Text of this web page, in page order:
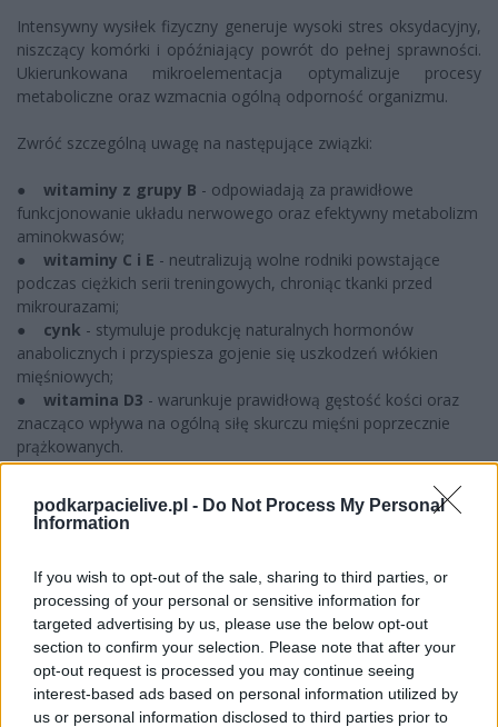
podkarpacielive.pl - Do Not Process My Personal
Information
If you wish to opt-out of the sale, sharing to third parties, or
processing of your personal or sensitive information for
targeted advertising by us, please use the below opt-out
section to confirm your selection. Please note that after your
opt-out request is processed you may continue seeing
interest-based ads based on personal information utilized by
us or personal information disclosed to third parties prior to
Intensywny wysiłek fizyczny generuje wysoki stres oksydacyjny,
niszczący komórki i opóźniający powrót do pełnej sprawności.
Ukierunkowana mikroelementacja optymalizuje procesy
metaboliczne oraz wzmacnia ogólną odporność organizmu.
Zwróć szczególną uwagę na następujące związki:
● witaminy z grupy B - odpowiadają za prawidłowe
funkcjonowanie układu nerwowego oraz efektywny metabolizm
aminokwasów;
● witaminy C i E - neutralizują wolne rodniki powstające
podczas ciężkich serii treningowych, chroniąc tkanki przed
mikrourazami;
● cynk - stymuluje produkcję naturalnych hormonów
anabolicznych i przyspiesza gojenie się uszkodzeń włókien
mięśniowych;
● witamina D3 - warunkuje prawidłową gęstość kości oraz
znacząco wpływa na ogólną siłę skurczu mięśni poprzecznie
prążkowanych.
Białko serwatkowe - szybka dostawa
budulca po ciężkich ćwiczeniach
potrzebuje aminokwasów do rozpoczęcia procesów
naprawczych uszkodzonych struktur mięśniowych. Izolat lub
koncentrat białka serwatkowego wyróżnia się
błyskawicznym czasem wchłaniania. Dostarcza pełen
profil aminokwasów egzogennych w kilkanaście minut od
momentu spożycia .